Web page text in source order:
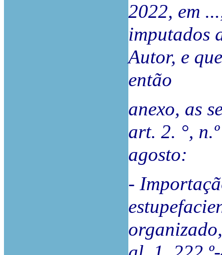
2022, em
imputados
Autor, e
então
anexo, as
art. 2. °,
agosto:
-